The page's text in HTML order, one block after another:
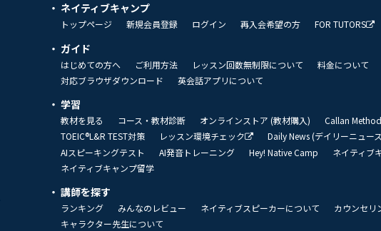
ネイティブキャンプ
トップページ 新規会員登録 ログイン 再入会希望の方 FOR TUTORS
ガイド
はじめての方へ ご利用方法 レッスン回数無制限について 料金について
対応ブラウザダウンロード
英会話アプリについて
学習
教材を見る コース・教材診断 オンラインストア (教材購入)
Callan
TOEIC®L&R TEST対策
レッスン環境チェック Daily News (デイリーニュー
AIスピーキングテスト
AI発音トレーニング Hey! Native Camp ネイティブ
ネイティブキャンプ留学
講師を探す
ランキング みんなのレビュー ネイティブスピーカーについて
カウンセリ
キャラクター先生について